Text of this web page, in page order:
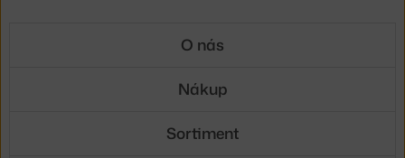
O nás
Nákup
Sortiment